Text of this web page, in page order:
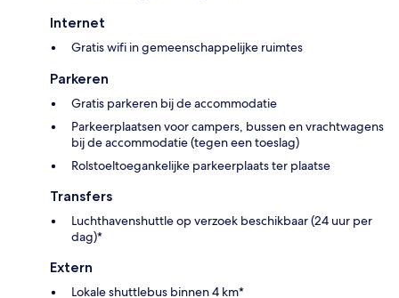
Internet
Gratis wifi in gemeenschappelijke ruimtes
Parkeren
Gratis parkeren bij de accommodatie
Parkeerplaatsen voor campers, bussen en vrachtwagens
bij de accommodatie (tegen een toeslag)
Rolstoeltoegankelijke parkeerplaats ter plaatse
Transfers
Luchthavenshuttle op verzoek beschikbaar (24 uur per
dag)*
Extern
Lokale shuttlebus binnen 4 km*